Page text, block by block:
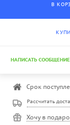
В
НАПИСАТЬ СООБЩЕНИЕ
Срок
Рассчитать
Хочу в